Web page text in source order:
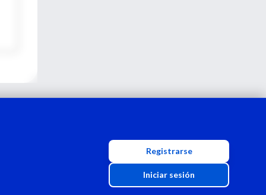
Registrarse
Iniciar sesión